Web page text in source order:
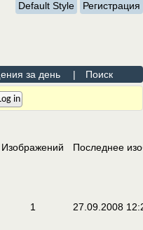
Default Style Регистрация
за день | Поиск
Изображений Последнее
1 27.09.2008